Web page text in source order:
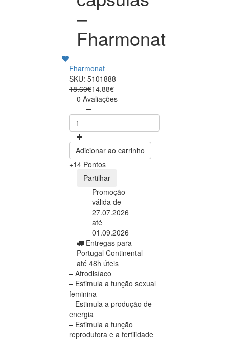
–
Fharmonat
Fharmonat
SKU: 5101888
18.60€14.88€
0 Avaliações
Adicionar ao carrinho
+14 Pontos
Partilhar
Promoção
válida de
27.07.2026
até
01.09.2026
Entregas para
Portugal Continental
até 48h úteis
– Afrodisíaco
– Estimula a função sexual
feminina
– Estimula a produção de
energia
– Estimula a função
reprodutora e a fertilidade